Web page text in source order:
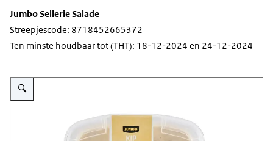
Jumbo Sellerie Salade
Streepjescode: 8718452665372
Ten minste houdbaar tot (THT): 18-12-2024 en 24-12-2024
Vergroot afbeelding Jumbo Salade Kip Gyros